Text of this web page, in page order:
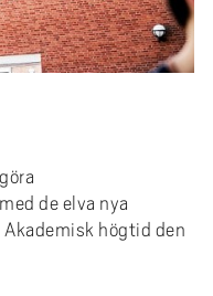
de elva nya
högtid den